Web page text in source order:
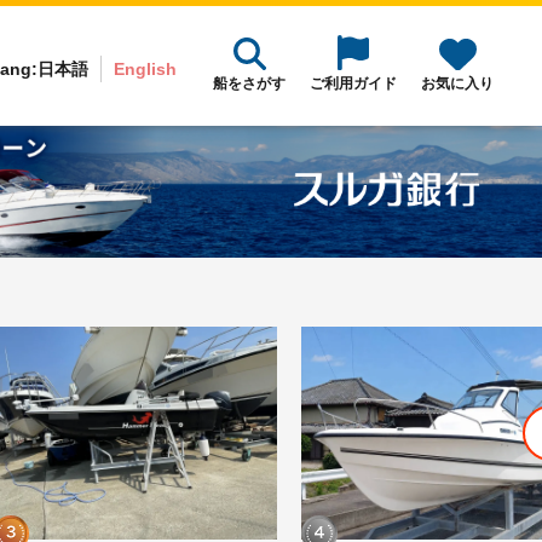
日本語 English
船をさがす ご利用ガイド お気に入り